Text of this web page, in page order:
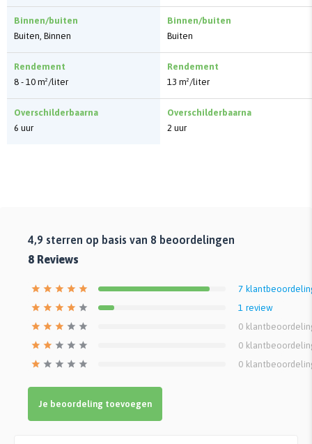
Binnen/buiten
Buiten, Binnen
Rendement
8 - 10 m²/liter
Overschilderbaarna
6 uur
Binnen/buiten
Buiten
Rendement
13 m²/liter
Overschilderbaarna
2 uur
4,9 sterren op basis van 8 beoordelingen
8 Reviews
7
1 review
0
0
0
Je beoordeling toevoegen